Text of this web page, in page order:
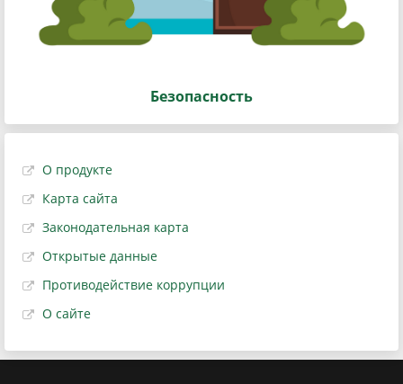
Безопасность
О продукте
Карта сайта
Законодательная карта
Открытые данные
Противодействие коррупции
О сайте